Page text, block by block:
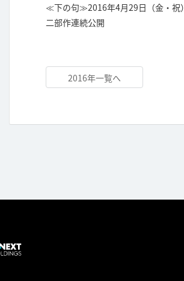
≪下の句≫2016年4月29日（金・祝）
二部作連続公開
2016年一覧へ